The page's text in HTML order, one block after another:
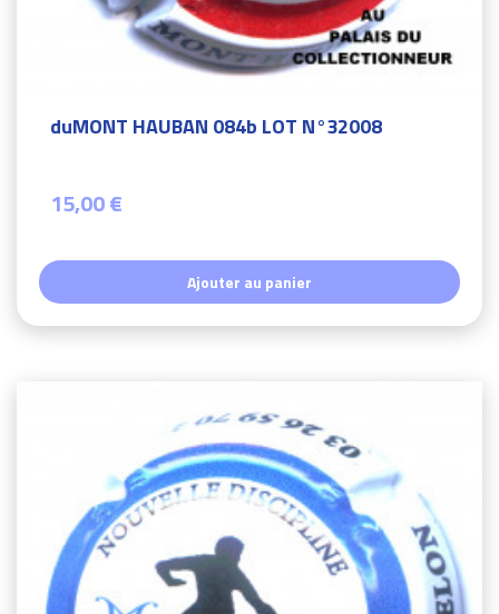
duMONT HAUBAN 084b LOT N°32008
15,00 €
Ajouter au panier